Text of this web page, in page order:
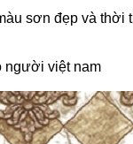
sơn đẹp và
người việt nam